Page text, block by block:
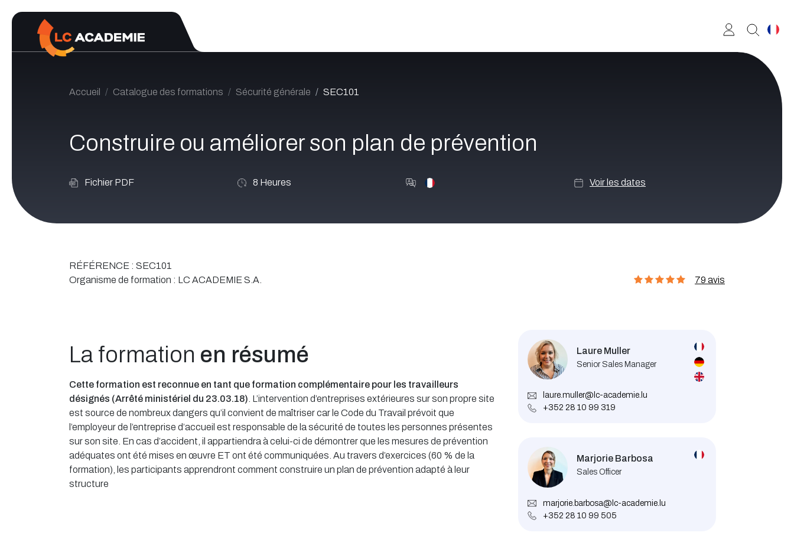
Accueil Catalogue des formations Sécurité générale SEC101
Construire ou améliorer son plan de prévention
Fichier PDF 8 Heures Voir les dates
RÉFÉRENCE : SEC101
Organisme de formation : LC ACADEMIE S.A. 79 avis
La formation en résumé
Cette formation est reconnue en tant que formation complémentaire pour les travailleurs
désignés (Arrêté ministériel du 23.03.18) . L’intervention d’entreprises extérieures sur son propre site
est source de nombreux dangers qu’il convient de maîtriser car le Code du Travail prévoit que
l’employeur de l’entreprise d’accueil est responsable de la sécurité de toutes les personnes présentes
sur son site. En cas d’accident, il appartiendra à celui-ci de démontrer que les mesures de prévention
adéquates ont été mises en œuvre ET ont été communiquées. Au travers d’exercices (60 % de la
formation), les participants apprendront comment construire un plan de prévention adapté à leur
structure
Laure Muller
Senior Sales Manager
laure.muller@lc-academie.lu
+352 28 10 99 319
Marjorie Barbosa
Sales Officer
marjorie.barbosa@lc-academie.lu
+352 28 10 99 505